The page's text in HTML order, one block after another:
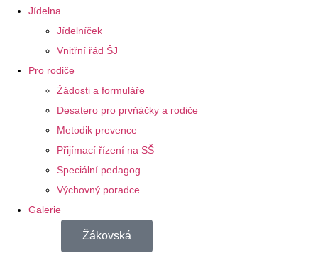
Jídelna
Jídelníček
Vnitřní řád ŠJ
Pro rodiče
Žádosti a formuláře
Desatero pro prvňáčky a rodiče
Metodik prevence
Přijímací řízení na SŠ
Speciální pedagog
Výchovný poradce
Galerie
Žákovská